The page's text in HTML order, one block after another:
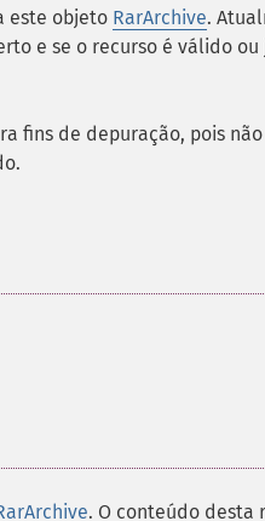
este objeto RarArchive.
e se o recurso é válido
fins de depuração, pois
. O conteúdo desta